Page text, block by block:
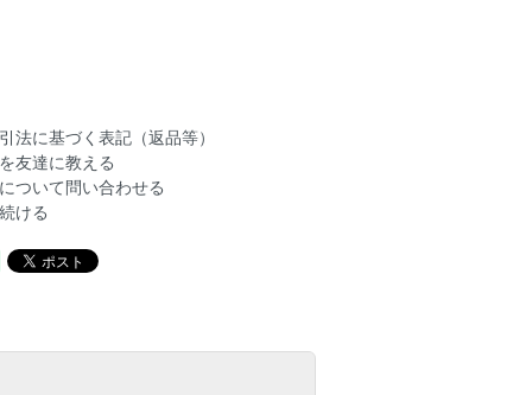
法に基づく表記（返品等）
友達に教える
ついて問い合わせる
ける